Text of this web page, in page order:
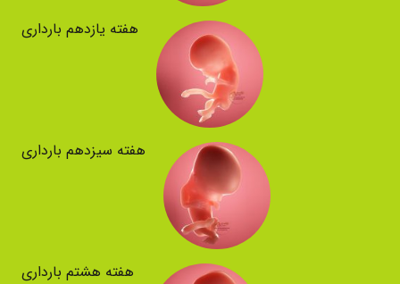
هفته یازدهم بارداری
هفته سیزدهم بارداری
هفته هشتم بارداری